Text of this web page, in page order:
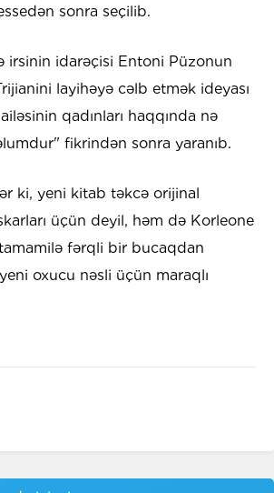
sonra seçilib.
irsinin idarəçisi Entoni Püzonun
layihəyə cəlb etmək ideyası
qadınları haqqında nə
fikrindən sonra yaranıb.
ki, yeni kitab təkcə orijinal
üçün deyil, həm də Korleone
fərqli bir bucaqdan
oxucu nəsli üçün maraqlı